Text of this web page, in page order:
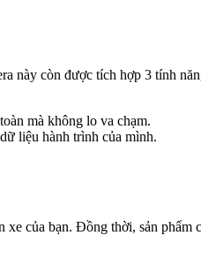
này còn được tích hợp 3 tính
mà không lo va chạm.
liệu hành trình của mình.
của bạn. Đồng thời, sản